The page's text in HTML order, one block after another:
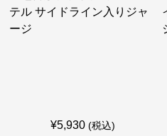
¥5,930 (税込)